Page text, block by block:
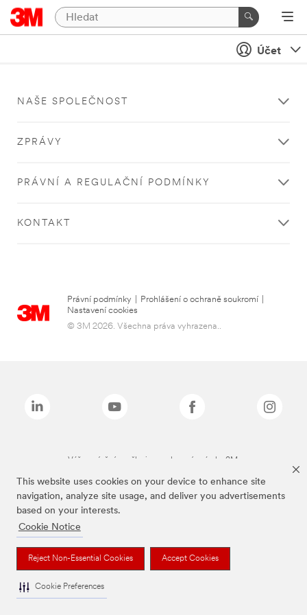
This website uses cookies on your device to enhance site
navigation, analyze site usage, and deliver you advertisements
based on your interests.
Cookie Notice
Reject Non-Essential Cookies Accept Cookies
Cookie Preferences
Účet
NAŠE SPOLEČNOST
ZPRÁVY
PRÁVNÍ A REGULAČNÍ PODMÍNKY
KONTAKT
Právní podmínky Prohlášení o ochraně soukromí
Nastavení cookies
© 3M 2026. Všechna práva vyhrazena..
Výše zmíněné značky jsou ochranné známky 3M.